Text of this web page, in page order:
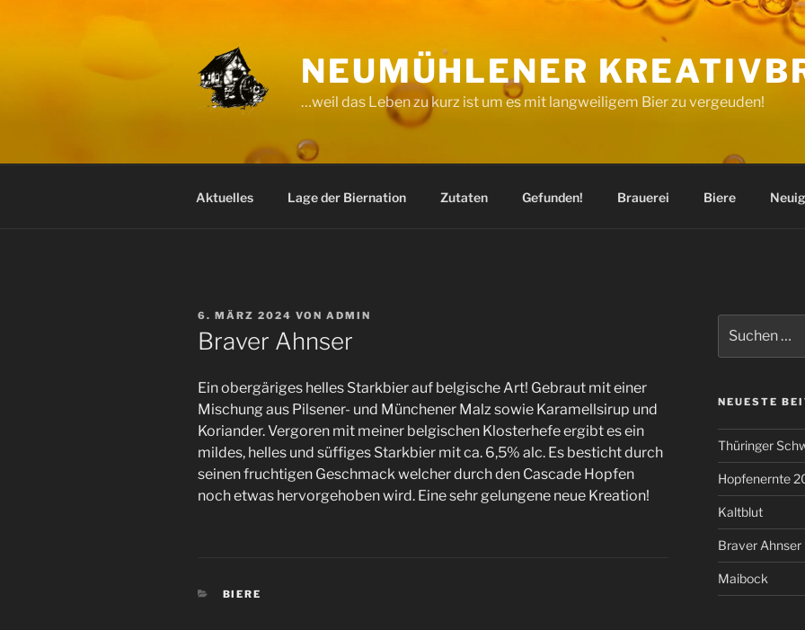
NEUMÜHLENER
…weil das Leben zu kurz ist um es mit langweiligem Bier zu vergeuden!
Aktuelles Lage der Biernation Zutaten Gefunden! Brauerei Biere
VERÖFFENTLICHT
AM
6. MÄRZ 2024 VON ADMIN
Braver Ahnser
Ein obergäriges helles Starkbier auf belgische Art! Gebraut mit einer
Mischung aus Pilsener- und Münchener Malz sowie Karamellsirup und
Koriander. Vergoren mit meiner belgischen Klosterhefe ergibt es ein
mildes, helles und süffiges Starkbier mit ca. 6,5% alc. Es besticht durch
seinen fruchtigen Geschmack welcher durch den Cascade Hopfen
noch etwas hervorgehoben wird. Eine sehr gelungene neue Kreation!
KATEGORIEN
BIERE
nach:
NEUESTE
Thüringer
Hopfenernte
Kaltblut
Braver Ahnser
Maibock